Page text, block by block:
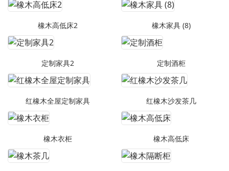
橡木高低床2 橡木家具 (8)
定制家具2 定制酒柜
红橡木全屋定制家具 红橡木沙发茶几
橡木衣柜 橡木高低床